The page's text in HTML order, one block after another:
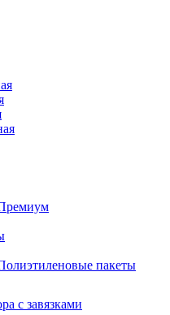
пакеты
с завязками